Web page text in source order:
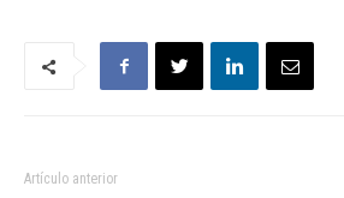
Artículo anterior